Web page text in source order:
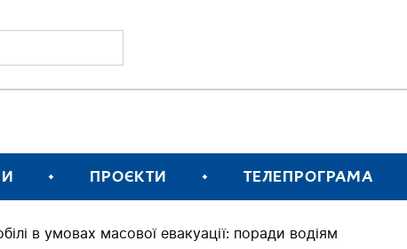
ПРОЄКТИ ТЕЛЕПРОГРАМА
в умовах масової евакуації: поради водіям